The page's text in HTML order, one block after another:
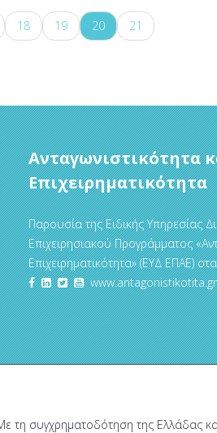
18 19 20 21
Ανταγωνιστικότητα
Επιχειρηματικότητα
Παρουσία της Ειδικής Υπηρεσίας
Επιχειρησιακού Προγράμματος
Επιχειρηματικότητα» (ΕΥΔ ΕΠΑΕ)
www.antagonistikotita.gr
τη συγχρηματοδότηση της Ελλάδας